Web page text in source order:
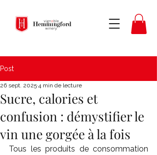
Post
Sucre, calories et
confusion : démystifier le
vin une gorgée à la fois
26 sept. 2025 4 min de lecture
Tous les produits de consommation